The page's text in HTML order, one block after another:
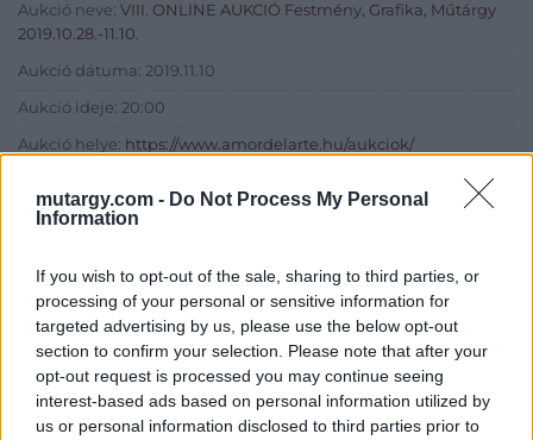
mutargy.com - Do Not Process My Personal
Information
If you wish to opt-out of the sale, sharing to third parties, or
processing of your personal or sensitive information for
targeted advertising by us, please use the below opt-out
section to confirm your selection. Please note that after your
opt-out request is processed you may continue seeing
interest-based ads based on personal information utilized by
us or personal information disclosed to third parties prior to
Aukció neve: VIII. ONLINE AUKCIÓ Festmény, Grafika, Műtárgy
2019.10.28.-11.10.
Aukció dátuma: 2019.11.10
Aukció ideje: 20:00
Aukció helye: https://www.amordelarte.hu/aukciok/
Eladó:Amor Del Arte Galéria-
Aukciósház
Cím: Ráduly Zoltán
Amor Del Arte Kft.
Sopron
06202391066